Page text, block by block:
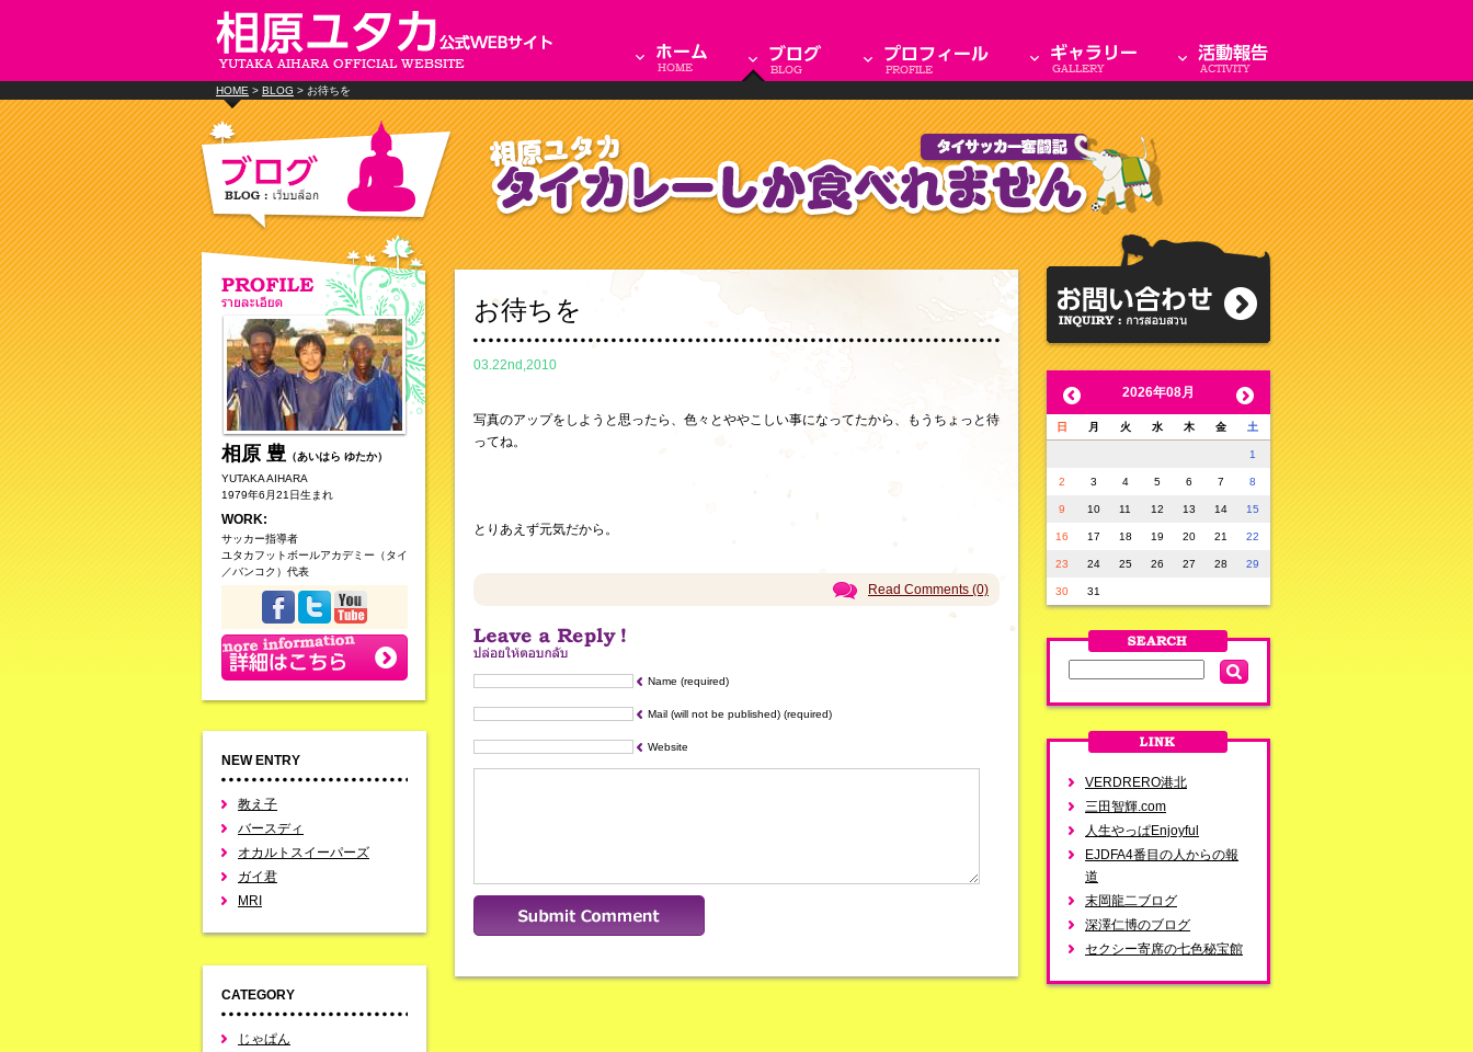
HOME > BLOG > お待ちを
相原 豊 （あいはら ゆたか）
YUTAKA AIHARA
1979年6月21日生まれ
WORK:
サッカー指導者
ユタカフットボールアカデミー（タイ
／バンコク）代表
NEW ENTRY
教え子
バースディ
オカルトスイーパーズ
ガイ君
MRI
CATEGORY
じゃぱん
2026年08月
日 月 火 水 木 金 土
1
2 3 4 5 6 7 8
9 10 11 12 13 14 15
16 17 18 19 20 21 22
23 24 25 26 27 28 29
30 31
VERDRERO港北
三田智輝.com
人生やっぱEnjoyful
EJDFA4番目の人からの報
道
末岡龍二ブログ
深澤仁博のブログ
セクシー寄席の七色秘宝館
お待ちを
03.22nd,2010
写真のアップをしようと思ったら、色々とややこしい事になってたから、もうちょっと待
ってね。
とりあえず元気だから。
Read Comments (0)
Name (required)
Mail (will not be published) (required)
Website